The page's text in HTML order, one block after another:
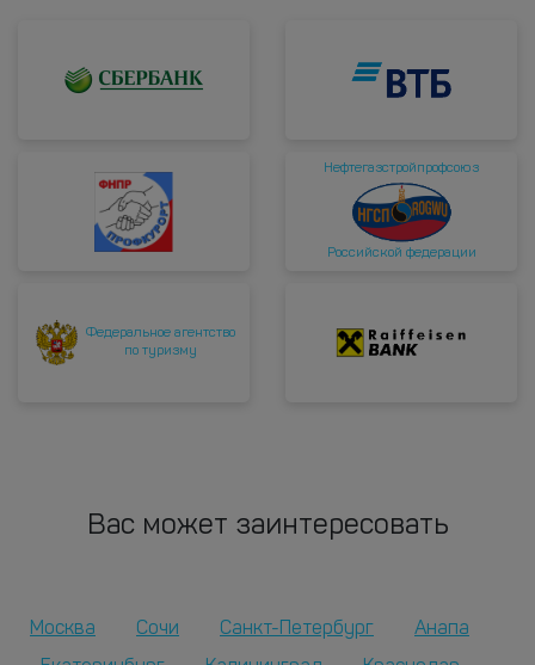
Нефтегазстройпрофсоюз
Российской федерации
Федеральное агентство
по туризму
Вас может заинтересовать
Москва Сочи Санкт-Петербург
Анапа